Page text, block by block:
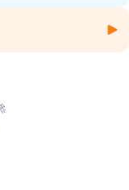
les fans, les ayants droit
« sport » et